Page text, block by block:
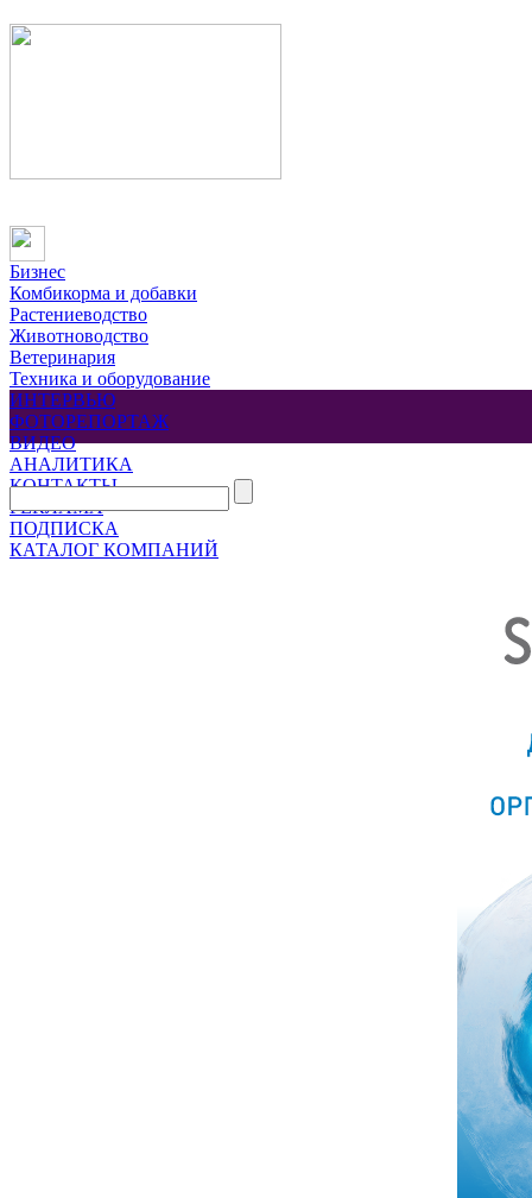
Бизнес
Комбикорма и добавки
Растениеводство
Животноводство
Ветеринария
Техника и оборудование
ИНТЕРВЬЮ
ФОТОРЕПОРТАЖ
ВИДЕО
АНАЛИТИКА
КОНТАКТЫ
РЕКЛАМА
ПОДПИСКА
КАТАЛОГ КОМПАНИЙ